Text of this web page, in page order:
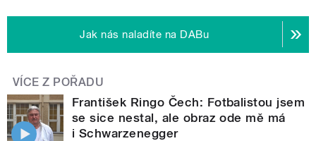
Jak nás naladíte na DABu
VÍCE Z POŘADU
František Ringo Čech: Fotbalistou jsem
se sice nestal, ale obraz ode mě má
i Schwarzenegger